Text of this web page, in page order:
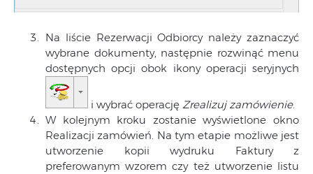
Na liście Rezerwacji Odbiorcy należy zaznaczyć
wybrane dokumenty, następnie rozwinąć menu
dostępnych opcji obok ikony operacji seryjnych
i wybrać operację Zrealizuj zamówienie.
W kolejnym kroku zostanie wyświetlone okno
Realizacji zamówień. Na tym etapie możliwe jest
utworzenie kopii wydruku Faktury z
preferowanym wzorem czy też utworzenie listu